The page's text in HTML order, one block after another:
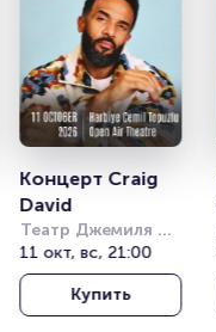
Концерт Craig
David
Театр Джемиля
Топузлу под
открытым небом
(Harbiye Cemil
Topuzlu Open Air
11 окт, вс, 21:00
Купить